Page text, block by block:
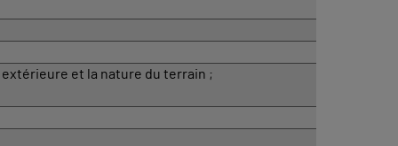
et la nature du terrain ;